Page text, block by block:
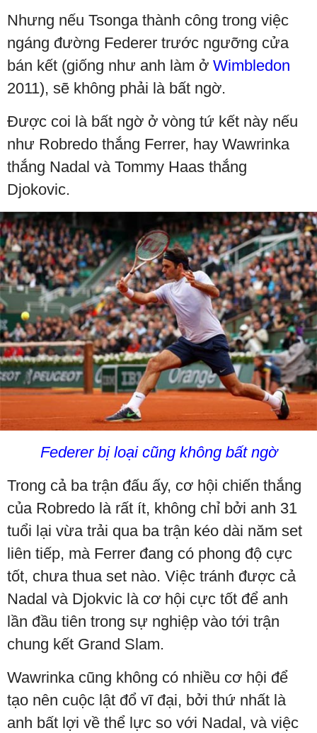
Nhưng nếu Tsonga thành công trong việc
ngáng đường Federer trước ngưỡng cửa
bán kết (giống như anh làm ở Wimbledon
2011), sẽ không phải là bất ngờ.
Được coi là bất ngờ ở vòng tứ kết này nếu
như Robredo thắng Ferrer, hay Wawrinka
thắng Nadal và Tommy Haas thắng
Djokovic.
Federer bị loại cũng không bất ngờ
Trong cả ba trận đấu ấy, cơ hội chiến thắng
của Robredo là rất ít, không chỉ bởi anh 31
tuổi lại vừa trải qua ba trận kéo dài năm set
liên tiếp, mà Ferrer đang có phong độ cực
tốt, chưa thua set nào. Việc tránh được cả
Nadal và Djokvic là cơ hội cực tốt để anh
lần đầu tiên trong sự nghiệp vào tới trận
chung kết Grand Slam.
Wawrinka cũng không có nhiều cơ hội để
tạo nên cuộc lật đổ vĩ đại, bởi thứ nhất là
anh bất lợi về thể lực so với Nadal, và việc